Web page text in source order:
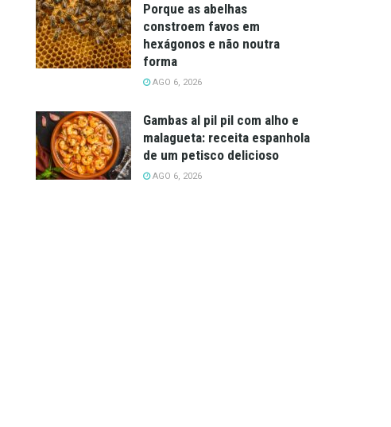
Porque as abelhas
constroem favos em
hexágonos e não noutra
forma
AGO 6, 2026
Gambas al pil pil com alho e
malagueta: receita espanhola
de um petisco delicioso
AGO 6, 2026